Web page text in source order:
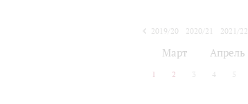
2019/20 2020/21 2021/22
Март Апрель
1 2 3 4 5